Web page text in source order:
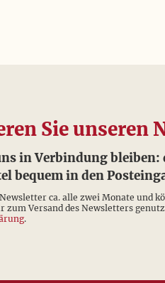
Sie unseren
in Verbindung bleiben:
bequem in den
ca. alle zwei Monate und
zum Versand des Newsletters
.